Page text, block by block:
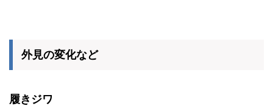
外見の変化など
履きジワ